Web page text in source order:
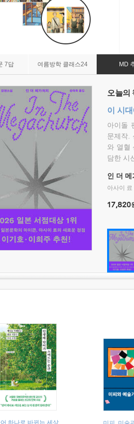
7답 여름방학 클래스24 MD
오늘의
이 시
아이돌
문제작.
와 열혈
담한 시
인 더 메
아사이 료
17,820
하나로 바뀌는 세상